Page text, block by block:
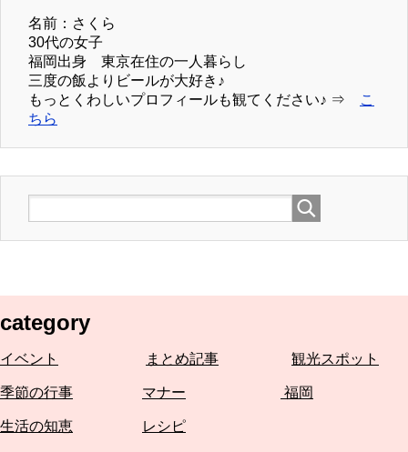
名前：さくら
30代の女子
福岡出身 東京在住の一人暮らし
三度の飯よりビールが大好き♪
もっとくわしいプロフィールも観てください♪ ⇒
こ
ちら
category
イベント まとめ記事 観光スポット
季節の行事 マナー 福岡
生活の知恵 レシピ